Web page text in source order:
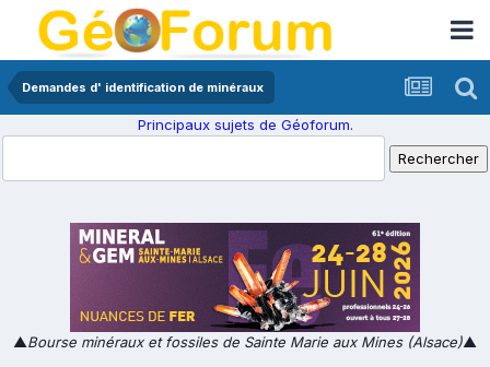
Demandes d' identification de minéraux
Principaux sujets de Géoforum.
▲Bourse minéraux et fossiles de Sainte Marie aux Mines (Alsace)▲